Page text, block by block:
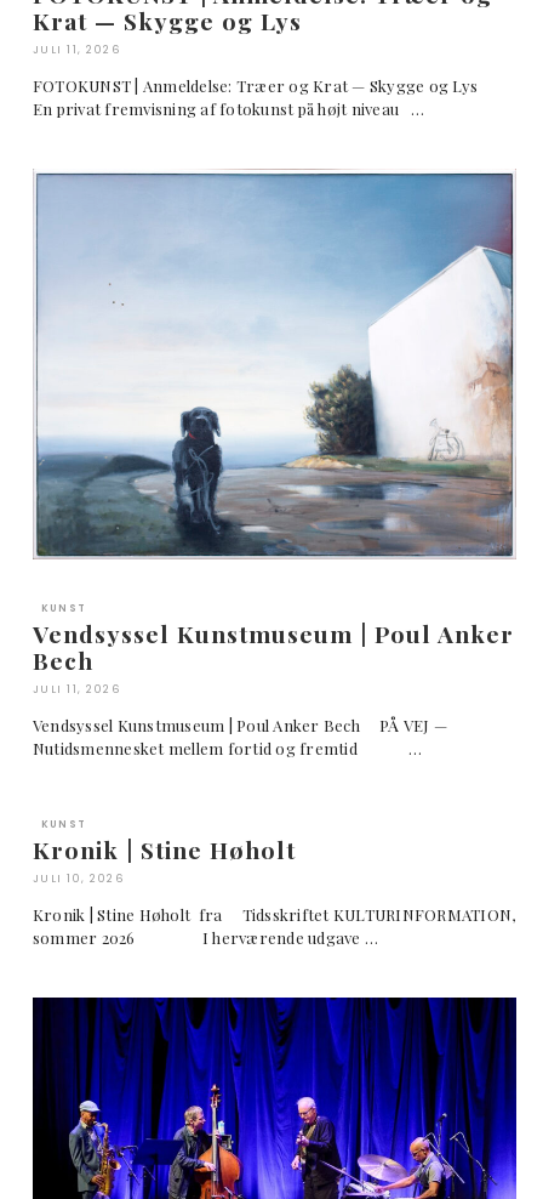
Krat — Skygge og Lys
JULI 11, 2026
FOTOKUNST | Anmeldelse: Træer og Krat — Skygge og Lys
En privat fremvisning af fotokunst på højt niveau …
KUNST
Vendsyssel Kunstmuseum | Poul Anker
Bech
JULI 11, 2026
Vendsyssel Kunstmuseum | Poul Anker Bech PÅ VEJ —
Nutidsmennesket mellem fortid og fremtid …
KUNST
Kronik | Stine Høholt
JULI 10, 2026
Kronik | Stine Høholt fra Tidsskriftet KULTURINFORMATION,
sommer 2026 I herværende udgave …